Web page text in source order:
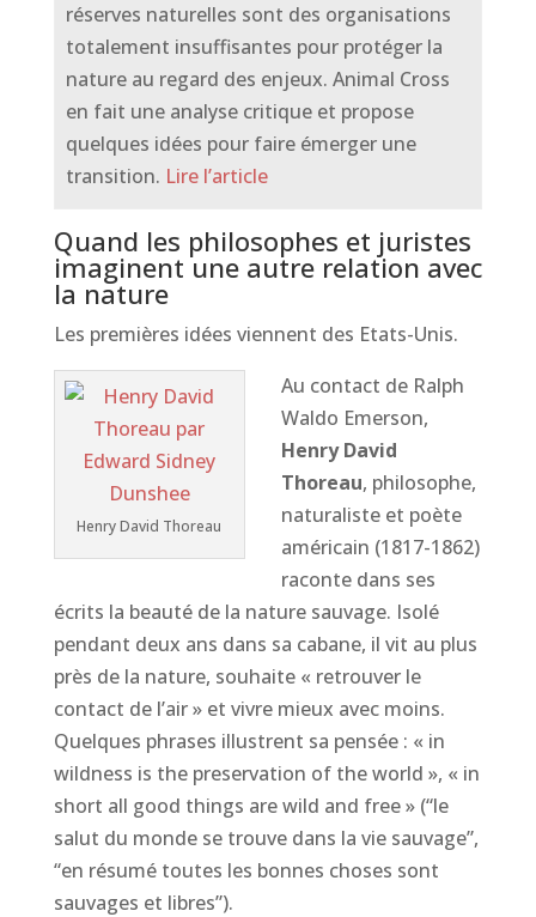
réserves naturelles sont des organisations
totalement insuffisantes pour protéger la
nature au regard des enjeux. Animal Cross
en fait une analyse critique et propose
quelques idées pour faire émerger une
transition. Lire l’article
Quand les philosophes et juristes
imaginent une autre relation avec
la nature
Les premières idées viennent des Etats-Unis.
Henry David Thoreau
Au contact de Ralph
Waldo Emerson,
Henry David
Thoreau, philosophe,
naturaliste et poète
américain (1817-1862)
raconte dans ses
écrits la beauté de la nature sauvage. Isolé
pendant deux ans dans sa cabane, il vit au plus
près de la nature, souhaite « retrouver le
contact de l’air » et vivre mieux avec moins.
Quelques phrases illustrent sa pensée : « in
wildness is the preservation of the world », « in
short all good things are wild and free » (“le
salut du monde se trouve dans la vie sauvage”,
“en résumé toutes les bonnes choses sont
sauvages et libres”).